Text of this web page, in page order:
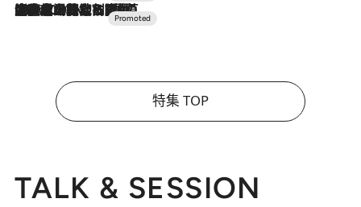
2026.7.10
NEW OPEN！【界 草津】名湯の地に誕生。趣の異なる2種の温泉と上州ならではの会席・蕎麦割烹など美食を味わう究極の癒やし旅
特集 TOP
TALK & SESSION